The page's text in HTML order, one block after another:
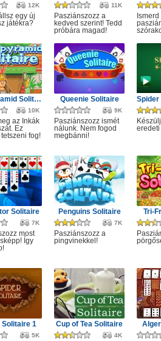
12K
egy új
játékra?
11K
Pasziánszozz a
kedved szerint! Tedd
próbára magad!
Inca Pyramid Solitaire
10K
az Inkák
Ez
fog!
Queenie Solitaire
9K
Pasziánszozz ismét
nálunk. Nem fogod
megbánni!
Solitaire
7K
most
Így
Penguins Solitaire
7K
Pasziánszozz a
pingvinekkel!
Tri-
Solitaire 1
5K
Cup of Tea Solitaire
4K